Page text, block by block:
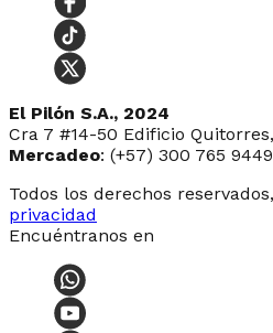
El Pilón S.A., 2024
Cra 7 #14-50 Edificio
Mercadeo: (+57) 300 765
Todos los derechos
privacidad
Encuéntranos en